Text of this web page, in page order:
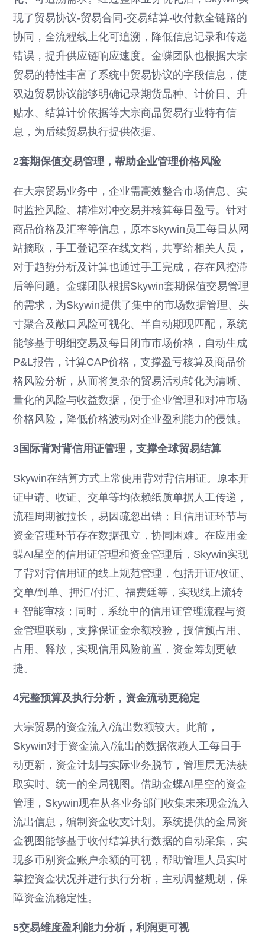
现了贸易协议-贸易合同-交易结算-收付款全链路的
协同，全流程线上化可追溯，降低信息记录和传递
错误，提升供应链响应速度。金蝶团队也根据大宗
贸易的特性丰富了系统中贸易协议的字段信息，使
双边贸易协议能够明确记录期货品种、计价日、升
贴水、结算计价依据等大宗商品贸易行业特有信
息，为后续贸易执行提供依据。
2套期保值交易管理，帮助企业管理价格风险
在大宗贸易业务中，企业需高效整合市场信息、实
时监控风险、精准对冲交易并核算每日盈亏。针对
商品价格及汇率等信息，原本Skywin员工每日从网
站摘取，手工登记至在线文档，共享给相关人员，
对于趋势分析及计算也通过手工完成，存在风控滞
后等问题。金蝶团队根据Skywin套期保值交易管理
的需求，为Skywin提供了集中的市场数据管理、头
寸聚合及敞口风险可视化、半自动期现匹配，系统
能够基于明细交易及每日闭市市场价格，自动生成
P&L报告，计算CAP价格，支撑盈亏核算及商品价
格风险分析，从而将复杂的贸易活动转化为清晰、
量化的风险与收益数据，便于企业管理和对冲市场
价格风险，降低价格波动对企业盈利能力的侵蚀。
3国际背对背信用证管理，支撑全球贸易结算
Skywin在结算方式上常使用背对背信用证。原本开
证申请、收证、交单等均依赖纸质单据人工传递，
流程周期被拉长，易因疏忽出错；且信用证环节与
资金管理环节存在数据孤立，协同困难。在应用金
蝶AI星空的信用证管理和资金管理后，Skywin实现
了背对背信用证的线上规范管理，包括开证/收证、
交单/到单、押汇/付汇、福费廷等，实现线上流转
+ 智能审核；同时，系统中的信用证管理流程与资
金管理联动，支撑保证金余额校验，授信预占用、
占用、释放，实现信用风险前置，资金筹划更敏
捷。
4完整预算及执行分析，资金流动更稳定
大宗贸易的资金流入/流出数额较大。此前，
Skywin对于资金流入/流出的数据依赖人工每日手
动更新，资金计划与实际业务脱节，管理层无法获
取实时、统一的全局视图。借助金蝶AI星空的资金
管理，Skywin现在从各业务部门收集未来现金流入
流出信息，编制资金收支计划。系统提供的全局资
金视图能够基于收付结算执行数据的自动采集，实
现多币别资金账户余额的可视，帮助管理人员实时
掌控资金状况并进行执行分析，主动调整规划，保
障资金流稳定性。
5交易维度盈利能力分析，利润更可视